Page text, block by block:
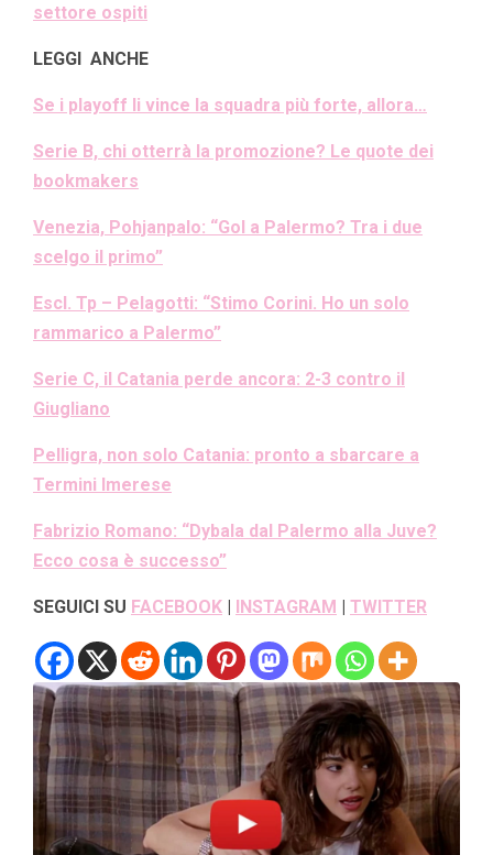
settore ospiti
LEGGI ANCHE
Se i playoff li vince la squadra più forte, allora…
Serie B, chi otterrà la promozione? Le quote dei
bookmakers
Venezia, Pohjanpalo: “Gol a Palermo? Tra i due
scelgo il primo”
Escl. Tp – Pelagotti: “Stimo Corini. Ho un solo
rammarico a Palermo”
Serie C, il Catania perde ancora: 2-3 contro il
Giugliano
Pelligra, non solo Catania: pronto a sbarcare a
Termini Imerese
Fabrizio Romano: “Dybala dal Palermo alla Juve?
Ecco cosa è successo”
SEGUICI SU FACEBOOK | INSTAGRAM | TWITTER